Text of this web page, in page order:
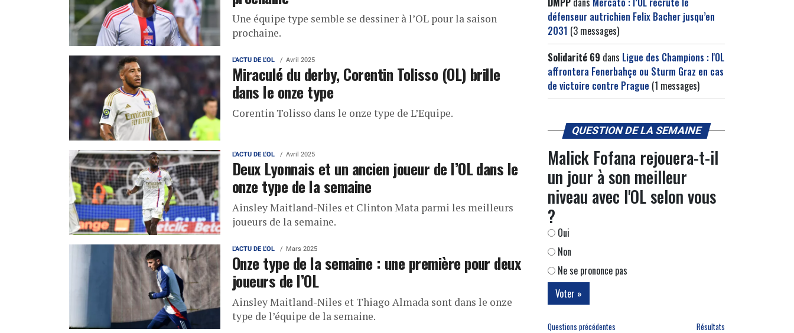
Une équipe type semble se dessiner à l’OL pour la saison
prochaine.
L'ACTU DE L'OL Avril 2025
Miraculé du derby, Corentin Tolisso (OL) brille
dans le onze type
Corentin Tolisso dans le onze type de L’Equipe.
L'ACTU DE L'OL Avril 2025
Deux Lyonnais et un ancien joueur de l’OL dans le
onze type de la semaine
Ainsley Maitland-Niles et Clinton Mata parmi les meilleurs
joueurs de la semaine.
L'ACTU DE L'OL Mars 2025
Onze type de la semaine : une première pour deux
joueurs de l’OL
Ainsley Maitland-Niles et Thiago Almada sont dans le onze
type de l’équipe de la semaine.
défenseur autrichien Felix Bacher jusqu’en
2031 (3 messages)
Solidarité 69 dans Ligue des Champions : l'OL
affrontera Fenerbahçe ou Sturm Graz en cas
de victoire contre Prague (1 messages)
QUESTION DE LA SEMAINE
Malick Fofana rejouera-t-il
un jour à son meilleur
niveau avec l'OL selon vous
?
Oui
Non
Ne se prononce pas
Questions précédentes Résultats